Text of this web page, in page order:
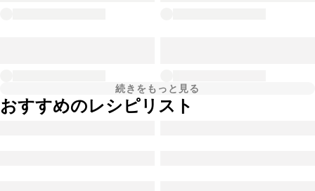
続きをもっと見る
おすすめのレシピリスト